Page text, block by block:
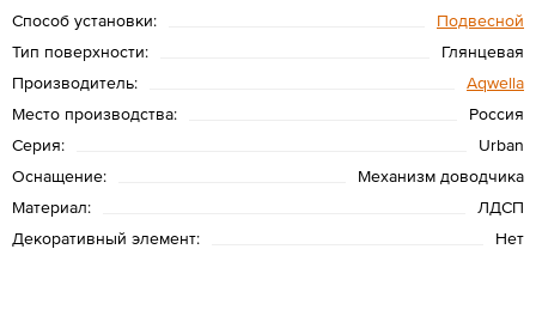
Способ установки:
Подвесной
Тип поверхности:
Глянцевая
Производитель:
Aqwella
Место производства:
Россия
Серия:
Urban
Оснащение:
Механизм доводчика
Материал:
ЛДСП
Декоративный элемент:
Нет